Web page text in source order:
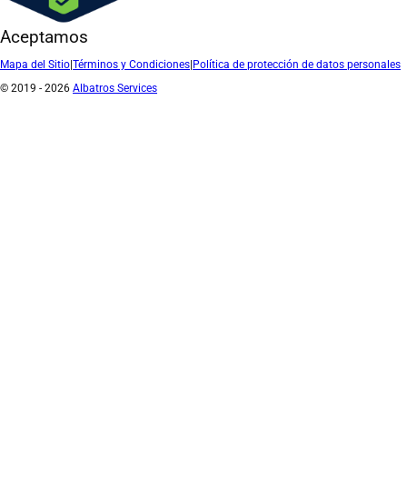
Aceptamos
Mapa del Sitio|Términos y Condiciones|Política de protección de datos personales
© 2019 - 2026 Albatros Services